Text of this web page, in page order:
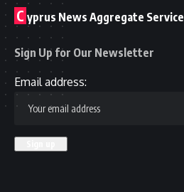
C yprus News Aggregate Service
Sign Up for Our Newsletter
Email address: